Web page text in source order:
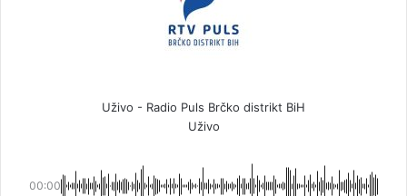
Uživo - Radio Puls Brčko distrikt BiH
Uživo
00:00